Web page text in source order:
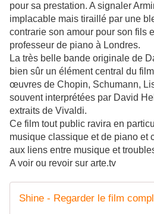
pour sa prestation. A signaler
implacable mais tiraillé par une
contrarie son amour pour son fils
professeur de piano à Londres.
La très belle bande originale de
bien sûr un élément central du
œuvres de Chopin, Schumann,
souvent interprétées par David
extraits de Vivaldi.
Ce film tout public ravira en
musique classique et de piano et
aux liens entre musique et
A voir ou revoir sur arte.tv
Shine - Regarder le film